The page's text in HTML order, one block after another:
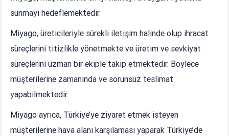
sunmayı hedeflemektedir.
Miyago, üreticileriyle sürekli iletişim halinde olup ihracat
süreçlerini titizlikle yönetmekte ve üretim ve sevkiyat
süreçlerini uzman bir ekiple takip etmektedir. Böylece
müşterilerine zamanında ve sorunsuz teslimat
yapabilmektedir.
Miyago ayrıca, Türkiye’ye ziyaret etmek isteyen
müşterilerine hava alanı karşılaması yaparak Türkiye’de